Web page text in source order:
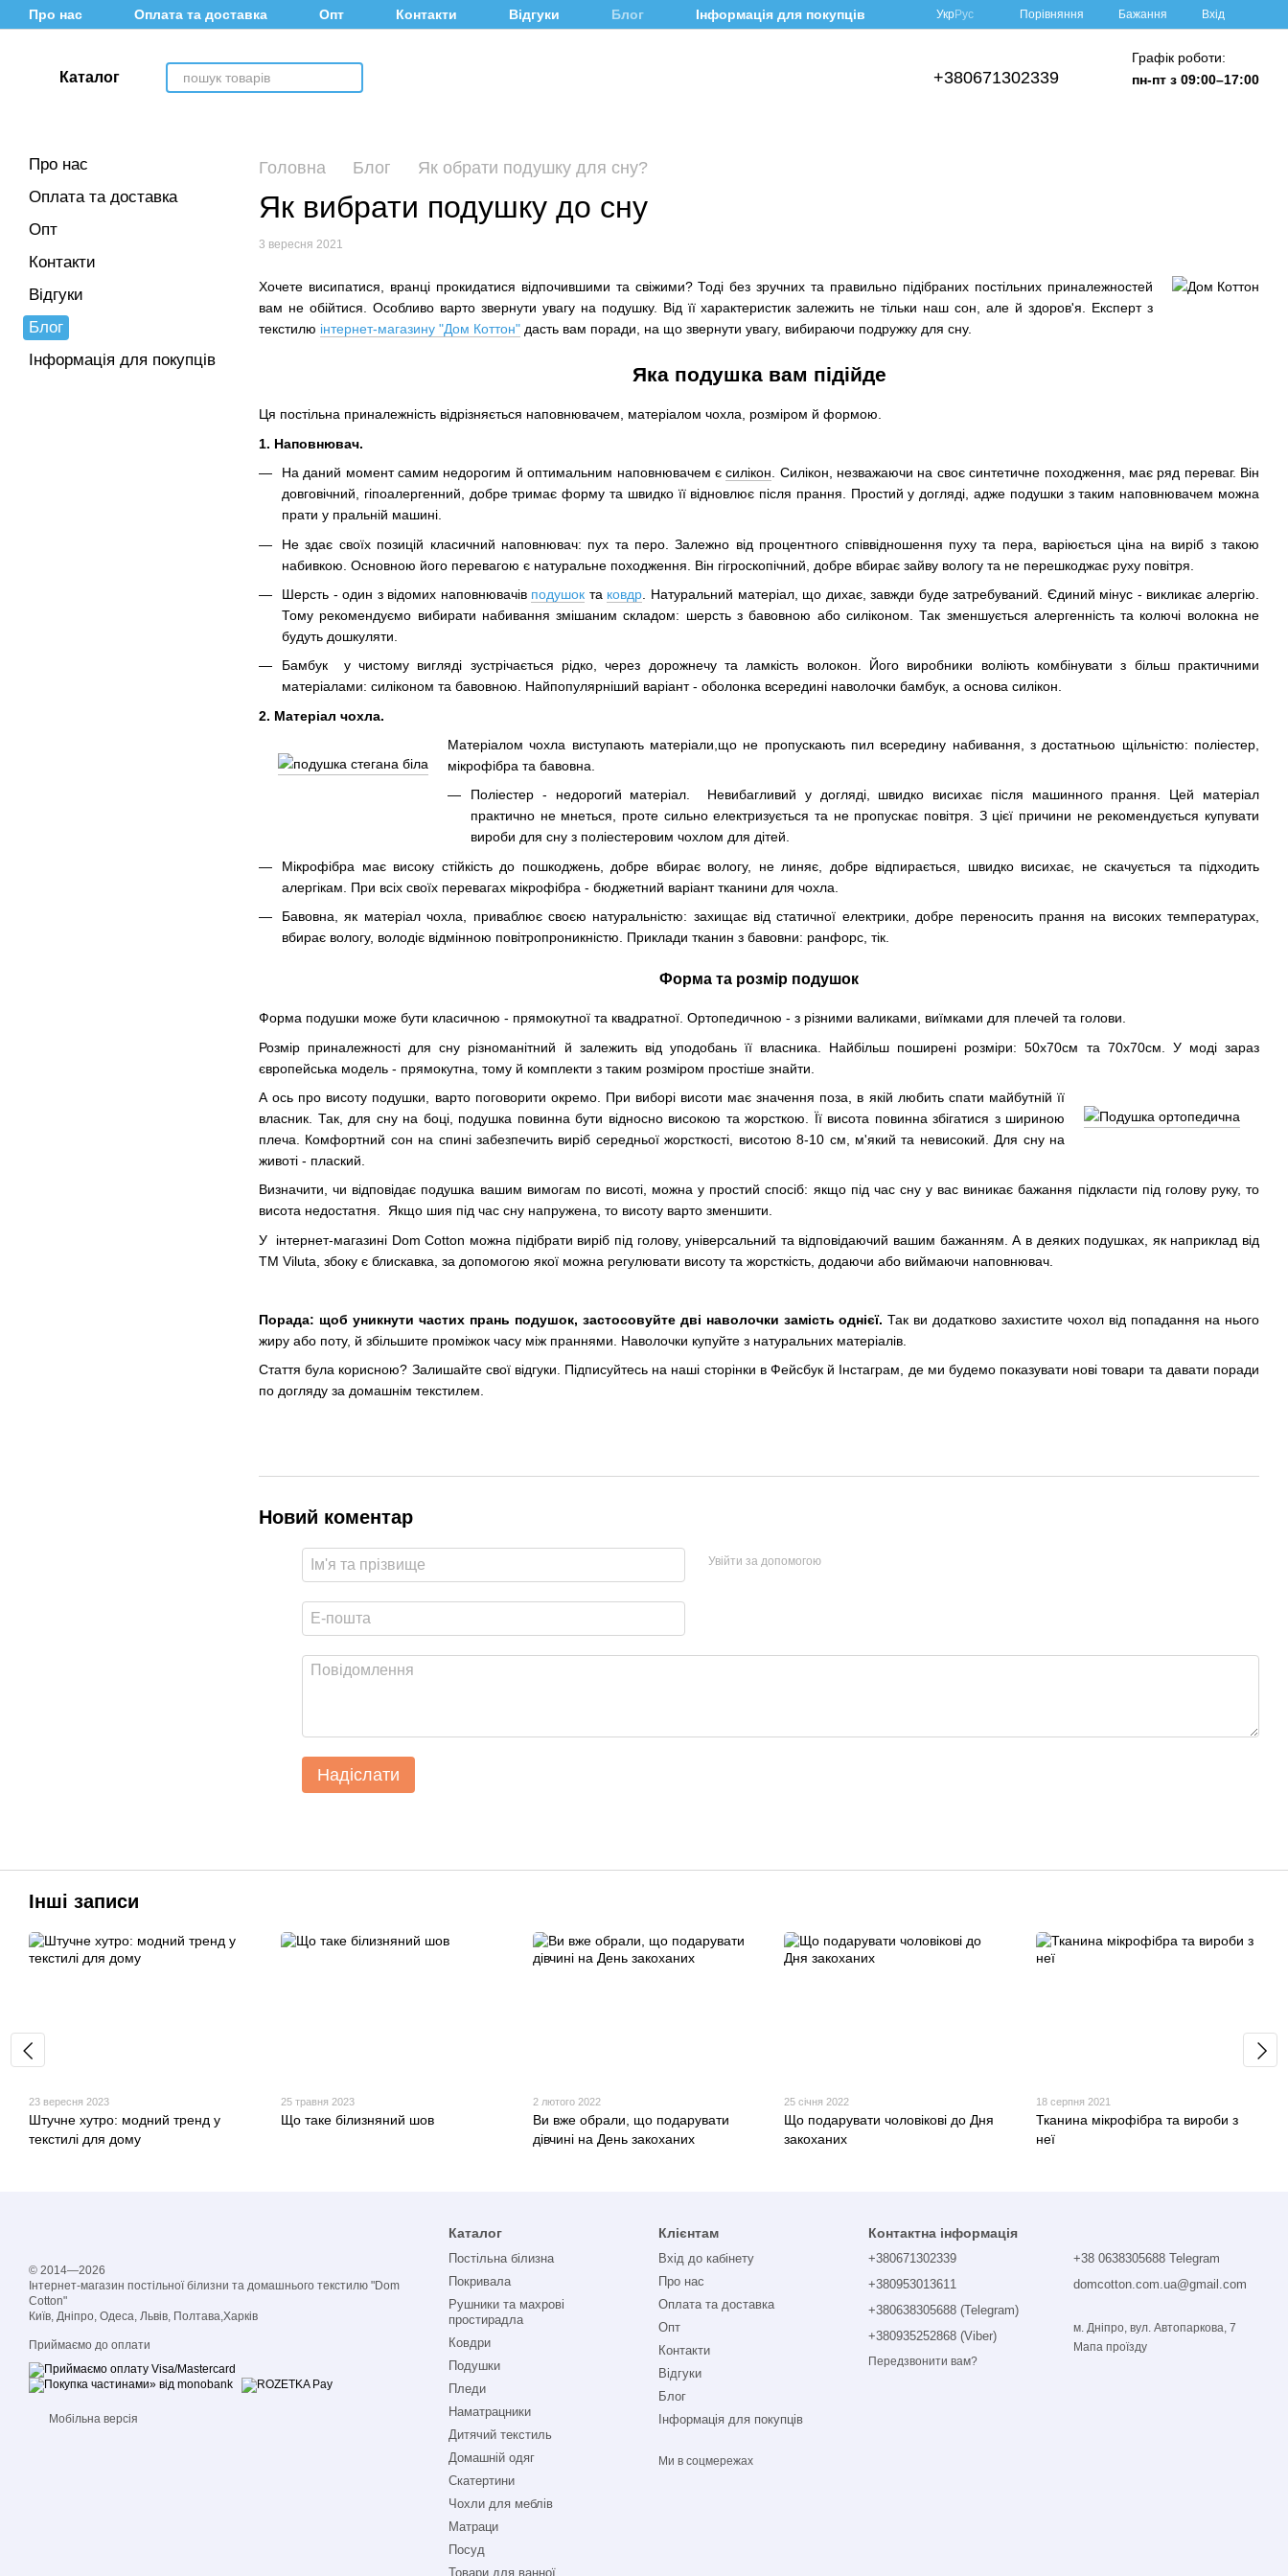
Перейти до основного контенту
Про нас Оплата та доставка Опт Контакти Відгуки Блог Інформація для покупців УкрРус Порівняння Бажання Вхід
Каталог +380671302339
Графік роботи:
пн-пт з 09:00–17:00
Головна Блог Як обрати подушку для сну?
Як вибрати подушку до сну
3 вересня 2021
Хочете висипатися, вранці прокидатися відпочившими та свіжими? Тоді без зручних та правильно підібраних постільних приналежностей
вам не обійтися. Особливо варто звернути увагу на подушку. Від її характеристик залежить не тільки наш сон, але й здоров'я. Експерт з
текстилю інтернет-магазину "Дом Коттон" дасть вам поради, на що звернути увагу, вибираючи подружку для сну.
Яка подушка вам підійде
Ця постільна приналежність відрізняється наповнювачем, матеріалом чохла, розміром й формою.
1. Наповнювач.
На даний момент самим недорогим й оптимальним наповнювачем єсилікон . Силікон, незважаючи на своє синтетичне походження, має ряд переваг. Він
довговічний, гіпоалергенний, добре тримає форму та швидко її відновлює після прання. Простий у догляді, адже подушки з таким наповнювачем можна
прати у пральній машині.
Не здає своїх позицій класичний наповнювач: пух та перо. Залежно від процентного співвідношення пуху та пера, варіюється ціна на виріб з такою
набивкою. Основною його перевагою є натуральне походження. Він гігроскопічний, добре вбирає зайву вологу та не перешкоджає руху повітря.
Шерсть - один з відомих наповнювачів подушок та ковдр . Натуральний матеріал, що дихає, завжди буде затребуваний. Єдиний мінус - викликає алергію.
Тому рекомендуємо вибирати набивання змішаним складом: шерсть з бавовною або силіконом. Так зменшується алергенність та колючі волокна не
будуть дошкуляти.
Бамбук у чистому вигляді зустрічається рідко, через дорожнечу та ламкість волокон. Його виробники воліють комбінувати з більш практичними
матеріалами: силіконом та бавовною. Найпопулярніший варіант - оболонка всередині наволочки бамбук, а основа силікон.
2. Матеріал чохла.
Матеріалом чохла виступають матеріали,що не пропускають пил всередину набивання, з достатньою щільністю: поліестер,
мікрофібра та бавовна.
Поліестер - недорогий матеріал. Невибагливий у догляді, швидко висихає після машинного прання. Цей матеріал
практично не мнеться, проте сильно електризується та не пропускає повітря. З цієї причини не рекомендується купувати
вироби для сну з поліестеровим чохлом для дітей.
Мікрофібра має високу стійкість до пошкоджень, добре вбирає вологу, не линяє, добре відпирається, швидко висихає, не скачується та підходить
алергікам. При всіх своїх перевагах мікрофібра - бюджетний варіант тканини для чохла.
Бавовна, як матеріал чохла, приваблює своєю натуральністю: захищає від статичної електрики, добре переносить прання на високих температурах,
вбирає вологу, володіє відмінною повітропроникністю. Приклади тканин з бавовни: ранфорс, тік.
Форма та розмір подушок
Форма подушки може бути класичною - прямокутної та квадратної. Ортопедичною - з різними валиками, виїмками для плечей та голови.
Розмір приналежності для сну різноманітний й залежить від уподобань її власника. Найбільш поширені розміри: 50х70см та 70х70см. У моді зараз
європейська модель - прямокутна, тому й комплекти з таким розміром простіше знайти.
А ось про висоту подушки, варто поговорити окремо. При виборі висоти має значення поза, в якій любить спати майбутній її
власник. Так, для сну на боці, подушка повинна бути відносно високою та жорсткою. Її висота повинна збігатися з шириною
плеча. Комфортний сон на спині забезпечить виріб середньої жорсткості, висотою 8-10 см, м'який та невисокий. Для сну на
животі - плаский.
Визначити, чи відповідає подушка вашим вимогам по висоті, можна у простий спосіб: якщо під час сну у вас виникає бажання підкласти під голову руку, то
висота недостатня. Якщо шия під час сну напружена, то висоту варто зменшити.
У інтернет-магазині Dom Cotton можна підібрати виріб під голову, універсальний та відповідаючий вашим бажанням. А в деяких подушках, як наприклад від
ТМ Viluta, збоку є блискавка, за допомогою якої можна регулювати висоту та жорсткість, додаючи або виймаючи наповнювач.
Порада: щоб уникнути частих прань подушок, застосовуйте дві наволочки замість однієї.Так ви додатково захистите чохол від попадання на нього
жиру або поту, й збільшите проміжок часу між праннями. Наволочки купуйте з натуральних матеріалів.
Стаття була корисною? Залишайте свої відгуки. Підписуйтесь на наші сторінки в Фейсбук й Інстаграм, де ми будемо показувати нові товари та давати поради
по догляду за домашнім текстилем.
Новий коментар
Увійти за допомогою
Надіслати
Про нас
Оплата та доставка
Опт
Контакти
Відгуки
Блог
Інформація для покупців
Інші записи
23 вересня 2023
Штучне хутро: модний тренд у
текстилі для дому
25 травня 2023
Що таке білизняний шов
2 лютого 2022
Ви вже обрали, що подарувати
дівчині на День закоханих
25 січня 2022
Що подарувати чоловікові до Дня
закоханих
18 серпня 2021
Тканина мікрофібра та вироби з
неї
© 2014—2026
Інтернет-магазин постільної білизни та домашнього текстилю "Dom
Cotton"
Київ, Дніпро, Одеса, Львів, Полтава,Харків
Приймаємо до оплати
Мобільна версія
Каталог
Постільна білизна
Покривала
Рушники та махрові
простирадла
Ковдри
Подушки
Пледи
Наматрацники
Дитячий текстиль
Домашній одяг
Скатертини
Чохли для меблів
Матраци
Посуд
Товари для ванної
Клієнтам
Вхід до кабінету
Про нас
Оплата та доставка
Опт
Контакти
Відгуки
Блог
Інформація для покупців
Ми в соцмережах
Контактна інформація
+380671302339
+380953013611
+380638305688 (Telegram)
+380935252868 (Viber)
Передзвонити вам?
+38 0638305688 Telegram
domcotton.com.ua@gmail.com
м. Дніпро, вул. Автопаркова, 7
Мапа проїзду